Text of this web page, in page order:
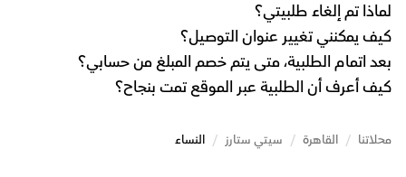
لماذا تم إلغاء طلبيتي؟
كيف يمكنني تغيير عنوان التوصيل؟
بعد اتمام الطلبية، متى يتم خصم المبلغ من حسابي؟
كيف أعرف أن الطلبية عبر الموقع تمت بنجاح؟
محلاتنا / القاهرة / سيتي ستارز / النساء